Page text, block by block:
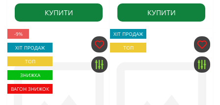
КУПИТИ КУПИТИ
-9%
ХІТ ПРОДАЖ
ТОП
ЗНИЖКА
ВАГОН ЗНИЖОК
ХІТ ПРОДАЖ
ТОП